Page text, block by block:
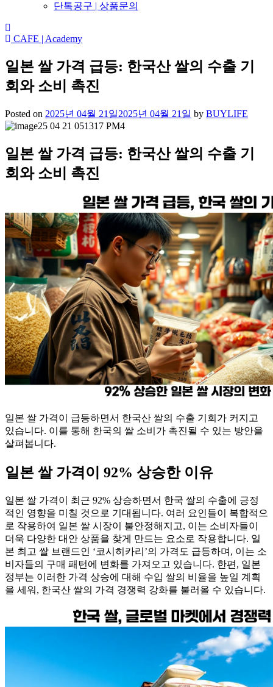
단톡공구 | 상품문의
CAFE | Academy
일본 쌀 가격 급등: 한국산 쌀의 수출 기
회와 소비 촉진
Posted on 2025년 04월 21일2025년 04월 21일 by BUYLIFE
일본 쌀 가격 급등: 한국산 쌀의 수출 기
회와 소비 촉진
일본 쌀 가격이 급등하면서 한국산 쌀의 수출 기회가 커지고
있습니다. 이를 통해 한국의 쌀 소비가 촉진될 수 있는 방안을
살펴봅니다.
일본 쌀 가격이 92% 상승한 이유
일본 쌀 가격이 최근 92% 상승하면서 한국 쌀의 수출에 긍정
적인 영향을 미칠 것으로 기대됩니다. 여러 요인들이 복합적으
로 작용하여 일본 쌀 시장이 불안정해지고, 이는 소비자들이
더욱 다양한 대안 상품을 찾게 만드는 요소로 작용합니다. 일
본 최고 쌀 브랜드인 ‘코시히카리’의 가격도 급등하며, 이는 소
비자들의 구매 패턴에 변화를 가져오고 있습니다. 한편, 일본
정부는 이러한 가격 상승에 대해 수입 쌀의 비율을 높일 계획
을 세워, 한국산 쌀의 가격 경쟁력 강화를 불러올 수 있습니다.